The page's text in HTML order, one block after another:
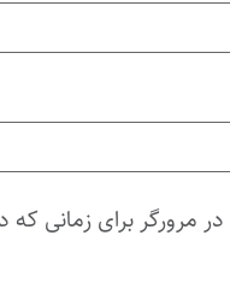
مرورگر برای زمانی